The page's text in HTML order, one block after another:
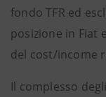
fondo TFR ed
posizione in Fiat
del cost/income
Il complesso